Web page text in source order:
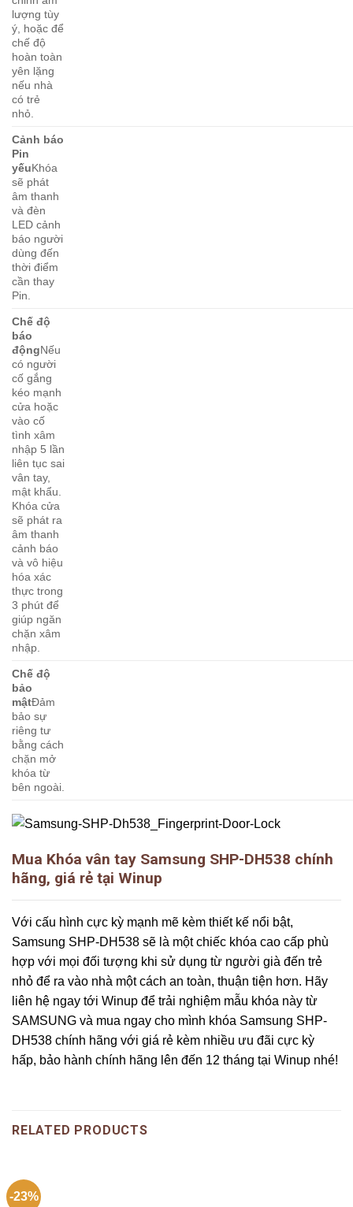
lượng tùy
ý, hoặc để
chế độ
hoàn toàn
yên lặng
nếu nhà
có trẻ
nhỏ.
Cảnh báo
Pin
yếuKhóa
sẽ phát
âm thanh
và đèn
LED cảnh
báo người
dùng đến
thời điểm
cần thay
Pin.
Chế độ
báo
độngNếu
có người
cố gắng
kéo mạnh
cửa hoặc
vào cố
tình xâm
nhập 5 lần
liên tục sai
vân tay,
mật khẩu.
Khóa cửa
sẽ phát ra
âm thanh
cảnh báo
và vô hiệu
hóa xác
thực trong
3 phút để
giúp ngăn
chặn xâm
nhập.
Chế độ
bảo
mậtĐảm
bảo sự
riêng tư
bằng cách
chặn mở
khóa từ
bên ngoài.
Mua Khóa vân tay Samsung SHP-DH538 chính
hãng, giá rẻ tại Winup
Với cấu hình cực kỳ mạnh mẽ kèm thiết kế nổi bật,
Samsung SHP-DH538 sẽ là một chiếc khóa cao cấp phù
hợp với mọi đối tượng khi sử dụng từ người già đến trẻ
nhỏ để ra vào nhà một cách an toàn, thuận tiện hơn. Hãy
liên hệ ngay tới Winup để trải nghiệm mẫu khóa này từ
SAMSUNG và mua ngay cho mình khóa Samsung SHP-
DH538 chính hãng với giá rẻ kèm nhiều ưu đãi cực kỳ
hấp, bảo hành chính hãng lên đến 12 tháng tại Winup nhé!
RELATED PRODUCTS
-23%